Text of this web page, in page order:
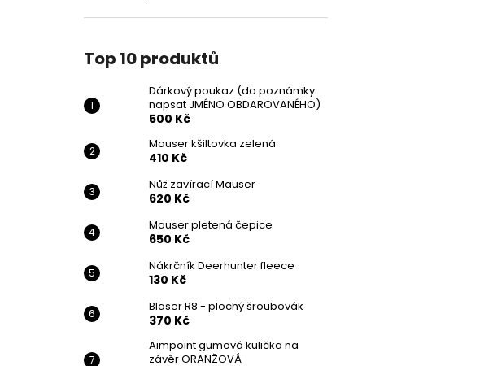
Top 10 produktů
Dárkový poukaz (do poznámky
napsat JMÉNO OBDAROVANÉHO)
500 Kč
Mauser kšiltovka zelená
410 Kč
Nůž zavírací Mauser
620 Kč
Mauser pletená čepice
650 Kč
Nákrčník Deerhunter fleece
130 Kč
Blaser R8 - plochý šroubovák
370 Kč
Aimpoint gumová kulička na
závěr ORANŽOVÁ